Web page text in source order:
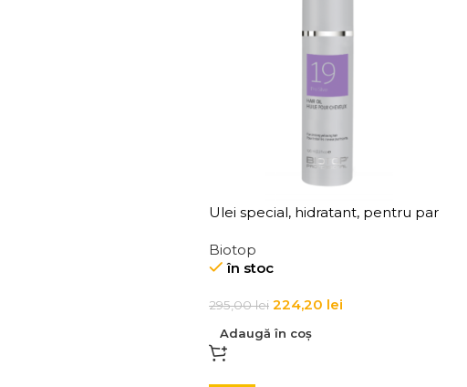
Ulei special, hidratant, pentru par
Oil 100 ml
Biotop
în stoc
295,00lei 224,20 lei
Adaugă în coș